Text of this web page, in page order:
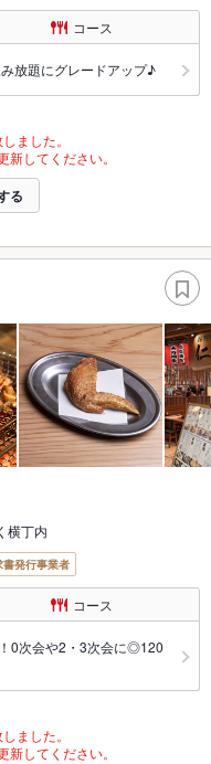
コース
放題にグレードアップ♪
ました。
してください。
る
横丁内
書発行事業者
コース
0次会や2・3次会に◎120
ました。
してください。